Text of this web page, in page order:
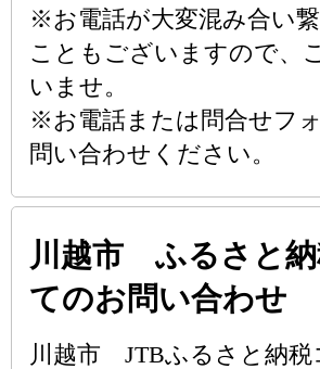
※お電話が大変混み合い
こともございますので、
いませ。
※お電話または問合せフ
問い合わせください。
川越市 ふるさと
てのお問い合わせ
川越市 JTBふるさと納税